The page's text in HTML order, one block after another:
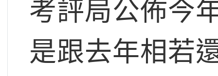
考評局公佈今
是跟去年相若